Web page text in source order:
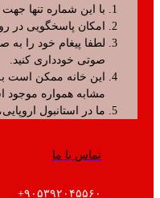
با این شماره تنها جهت خرید و
امکان پاسخگویی در روزهای
لطفا پیغام خود را به صورت متن
صوتی خودداری کنید.
این خانه ممکن است به فروش
مشابه همواره موجود است.
ما در استانبول اروپایی، شهر
تماس با ما
۹۰۵۳۹۲۰۴۵۵۶۰+